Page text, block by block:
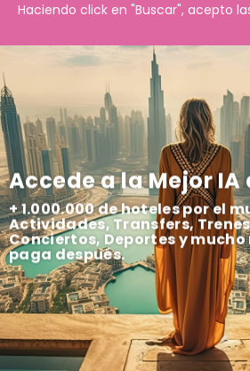
Accede a la Mejor IA
+ 1.000.000 de hoteles por el
Actividades, Transfers,
Conciertos, Deportes y mucho
paga después.
Haciendo click en "Buscar", acepto